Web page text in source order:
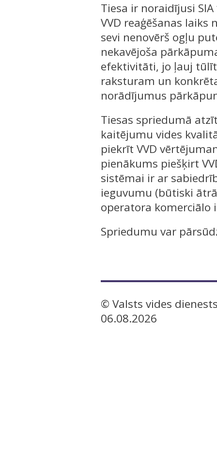
Tiesa ir noraidījusi
VVD reaģēšanas
sevi nenovērš ogļu
nekavējoša
efektivitāti, jo ļauj
raksturam un
norādījumus
Tiesas spriedumā
kaitējumu vides
piekrīt VVD
pienākums piešķirt
sistēmai ir ar
ieguvumu (būtiski
operatora komerciālo
Spriedumu var
© Valsts vides
06.08.2026